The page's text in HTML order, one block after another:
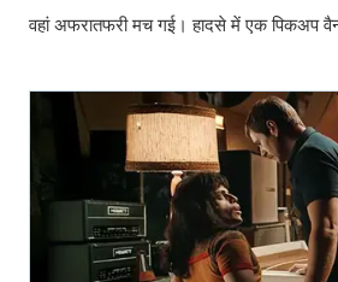
वहां अफरातफरी मच गई। हादसे में एक पिकअप वैन